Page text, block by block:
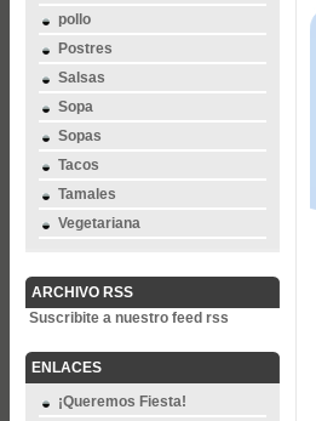
pollo
Postres
Salsas
Sopa
Sopas
Tacos
Tamales
Vegetariana
ARCHIVO RSS
Suscribite a nuestro feed rss
ENLACES
¡Queremos Fiesta!